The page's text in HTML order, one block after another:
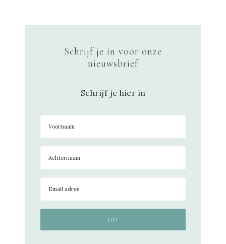
Schrijf je in voor onze
nieuwsbrief
Schrijf je hier in